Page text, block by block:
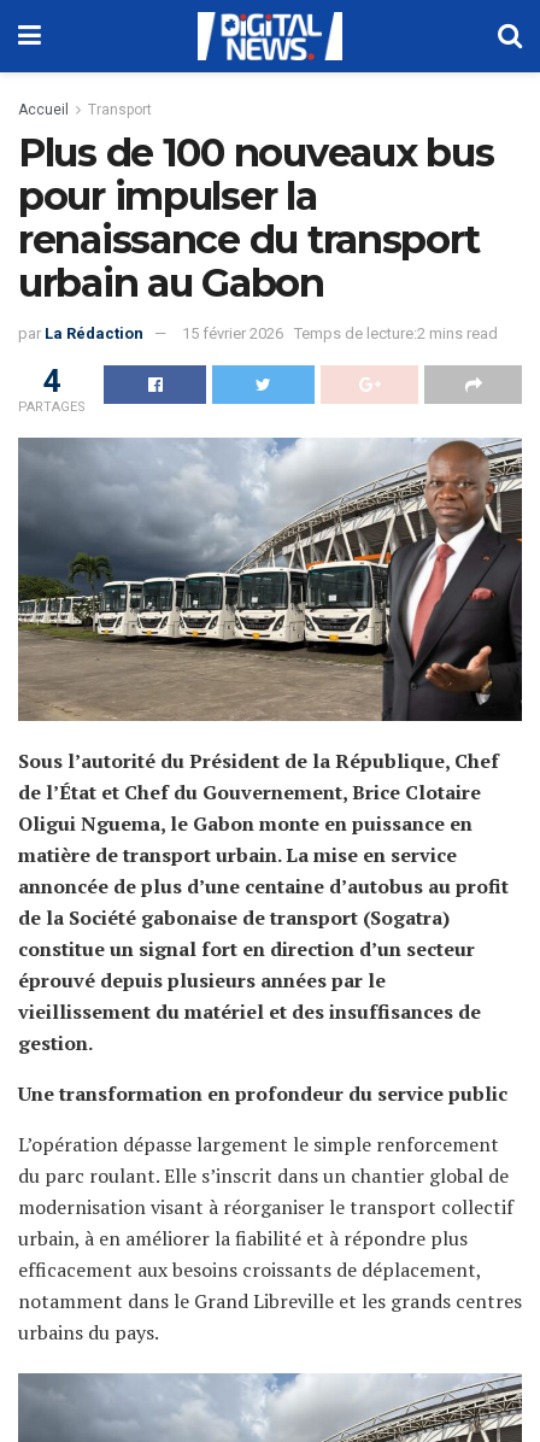
Accueil Transport
Plus de 100 nouveaux bus
pour impulser la
renaissance du transport
urbain au Gabon
par La Rédaction 15 février 2026 Temps de lecture:2 mins read
4
PARTAGES
Sous l’autorité du Président de la République, Chef
de l’État et Chef du Gouvernement, Brice Clotaire
Oligui Nguema, le Gabon monte en puissance en
matière de transport urbain. La mise en service
annoncée de plus d’une centaine d’autobus au profit
de la Société gabonaise de transport (Sogatra)
constitue un signal fort en direction d’un secteur
éprouvé depuis plusieurs années par le
vieillissement du matériel et des insuffisances de
gestion.
Une transformation en profondeur du service public
L’opération dépasse largement le simple renforcement
du parc roulant. Elle s’inscrit dans un chantier global de
modernisation visant à réorganiser le transport collectif
urbain, à en améliorer la fiabilité et à répondre plus
efficacement aux besoins croissants de déplacement,
notamment dans le Grand Libreville et les grands centres
urbains du pays.